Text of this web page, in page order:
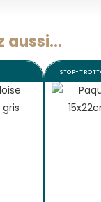
aussi...
STOP-